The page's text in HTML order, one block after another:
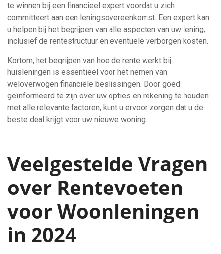
te winnen bij een financieel expert voordat u zich
committeert aan een leningsovereenkomst. Een expert kan
u helpen bij het begrijpen van alle aspecten van uw lening,
inclusief de rentestructuur en eventuele verborgen kosten.
Kortom, het begrijpen van hoe de rente werkt bij
huisleningen is essentieel voor het nemen van
weloverwogen financiële beslissingen. Door goed
geïnformeerd te zijn over uw opties en rekening te houden
met alle relevante factoren, kunt u ervoor zorgen dat u de
beste deal krijgt voor uw nieuwe woning.
Veelgestelde Vragen
over Rentevoeten
voor Woonleningen
in 2024